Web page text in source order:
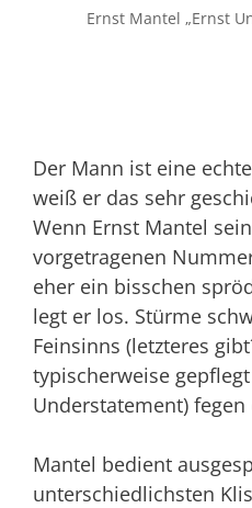
Ernst Mantel „Ernst
Der Mann ist eine
weiß er das sehr
Wenn Ernst Mantel
vorgetragenen
eher ein bisschen
legt er los. Stürme
Feinsinns (letzteres
typischerweise
Understatement)
Mantel bedient
unterschiedlichsten